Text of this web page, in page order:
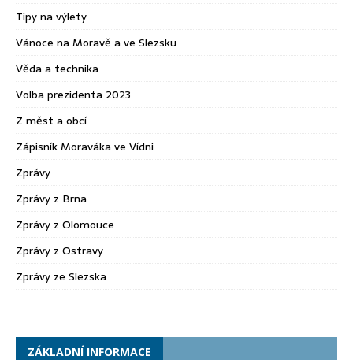
Tipy na výlety
Vánoce na Moravě a ve Slezsku
Věda a technika
Volba prezidenta 2023
Z měst a obcí
Zápisník Moraváka ve Vídni
Zprávy
Zprávy z Brna
Zprávy z Olomouce
Zprávy z Ostravy
Zprávy ze Slezska
ZÁKLADNÍ INFORMACE